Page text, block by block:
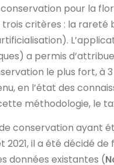
pour la
trois critères : la
a permis
le plus fort, à
en l’état des
méthodologie, le
conservation ayant
2021, il a été décidé
données existantes (